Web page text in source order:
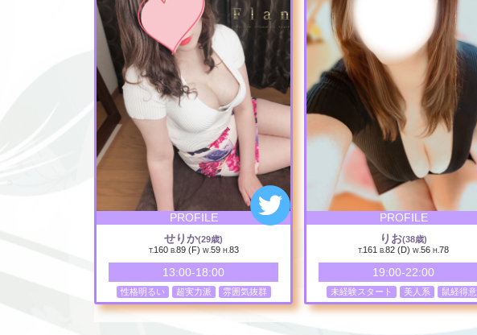
PROFILE
せりか(29歳)
T.160 B.89 (F) W.59 H.83
13:00-18:00
性格明るい 超実力派 雰囲気抜群
PROFILE
りお(38歳)
T.161 B.82 (D) W.56 H.78
19:00-22:00
未経験スタート 美人系 鼠経得意